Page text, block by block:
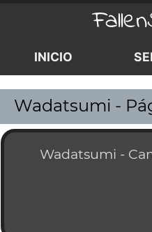
INICIO
Wadatsumi -
Wadatsumi -